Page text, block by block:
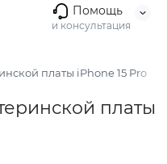
Помощь
и консультация
платы iPhone 15 Pro
платы